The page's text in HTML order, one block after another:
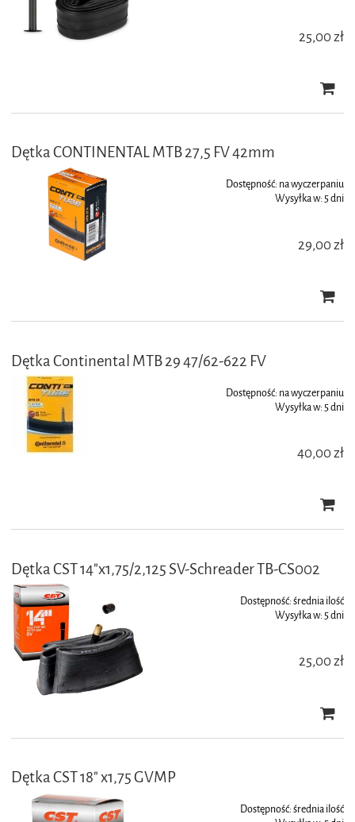
25,00 zł
Dętka CONTINENTAL MTB 27,5 FV 42mm
Dostępność: na wyczerpaniu
Wysyłka w:5 dni
29,00 zł
Dętka Continental MTB 29 47/62-622 FV
Dostępność: na wyczerpaniu
Wysyłka w:5 dni
40,00 zł
Dętka CST 14"x1,75/2,125 SV-Schreader TB-CS002
Dostępność:średnia ilość
Wysyłka w:5 dni
25,00 zł
Dętka CST 18" x1,75 GVMP
Dostępność:średnia ilość